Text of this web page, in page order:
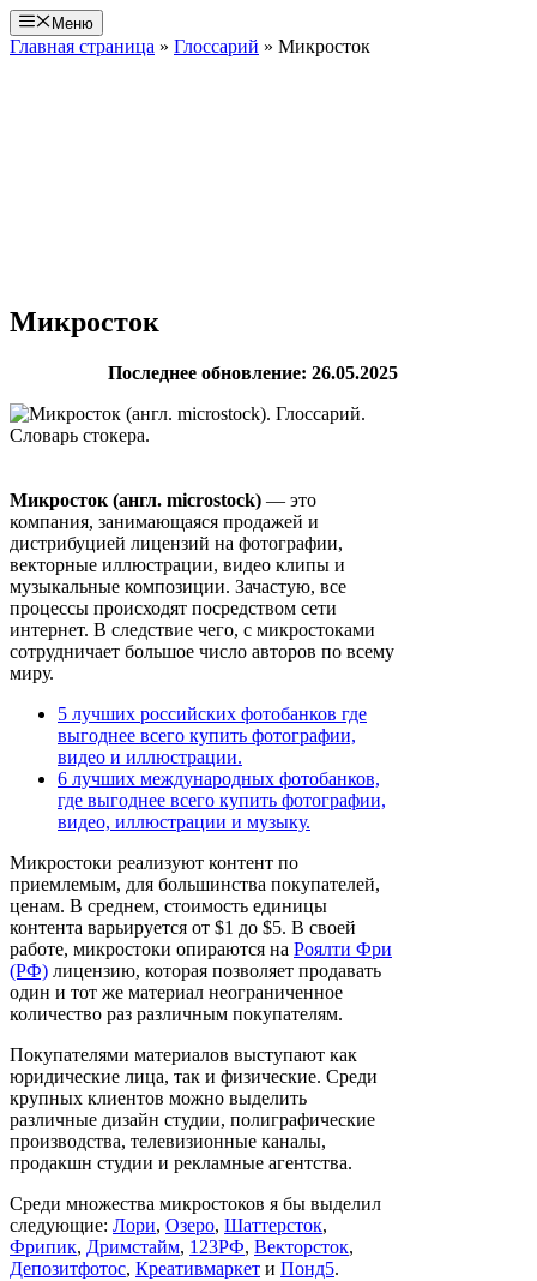
Перейти
к
содержимому
Меню
Главная страница » Глоссарий » Микросток
Микросток
Последнее обновление: 26.05.2025
Микросток (англ. microstock) — это
компания, занимающаяся продажей и
дистрибуцией лицензий на фотографии,
векторные иллюстрации, видео клипы и
музыкальные композиции. Зачастую, все
процессы происходят посредством сети
интернет. В следствие чего, с микростоками
сотрудничает большое число авторов по всему
миру.
5 лучших российских фотобанков где
выгоднее всего купить фотографии,
видео и иллюстрации.
6 лучших международных фотобанков,
где выгоднее всего купить фотографии,
видео, иллюстрации и музыку.
Микростоки реализуют контент по
приемлемым, для большинства покупателей,
ценам. В среднем, стоимость единицы
контента варьируется от $1 до $5. В своей
работе, микростоки опираются на Роялти Фри
(РФ) лицензию, которая позволяет продавать
один и тот же материал неограниченное
количество раз различным покупателям.
Покупателями материалов выступают как
юридические лица, так и физические. Среди
крупных клиентов можно выделить
различные дизайн студии, полиграфические
производства, телевизионные каналы,
продакшн студии и рекламные агентства.
Среди множества микростоков я бы выделил
следующие: Лори, Озеро, Шаттерсток,
Фрипик, Дримстайм, 123РФ, Векторсток,
Депозитфотос, Креативмаркет и Понд5.